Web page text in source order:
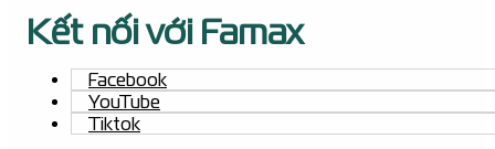
Kết nối với Famax
Facebook
YouTube
Tiktok